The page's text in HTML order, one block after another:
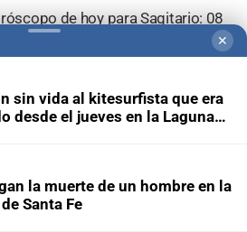
de hoy para Sagitario: 08
✕
sin vida al kitesurfista que era
desde el jueves en la Laguna
la muerte de un hombre en la
Santa Fe